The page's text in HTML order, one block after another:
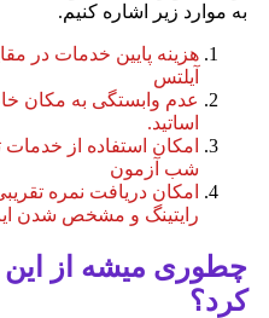
به موارد زیر اشاره کنیم.
هزینه پایین خدمات در
آیلتس
عدم وابستگی به مکان
اساتید.
امکان استفاده از خدمات
شب آزمون
امکان دریافت نمره
رایتینگ و مشخص شدن
چطوری میشه از این
کرد؟